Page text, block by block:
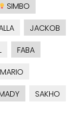
SIMBO
JACKOB
FABA
MARIO
SAKHO